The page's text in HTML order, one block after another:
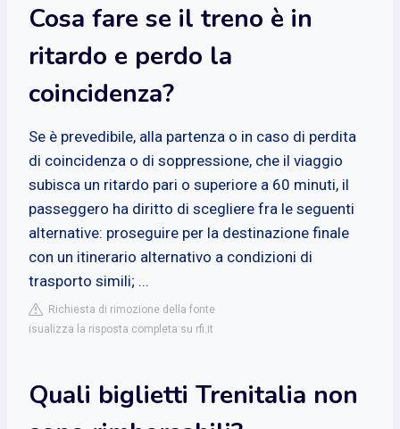
Cosa fare se il treno è in
ritardo e perdo la
coincidenza?
Se è prevedibile, alla partenza o in caso di perdita
di coincidenza o di soppressione, che il viaggio
subisca un ritardo pari o superiore a 60 minuti, il
passeggero ha diritto di scegliere fra le seguenti
alternative: proseguire per la destinazione finale
con un itinerario alternativo a condizioni di
trasporto simili; ...
Richiesta di rimozione della fonte
isualizza la risposta completa su rfi.it
Quali biglietti Trenitalia non